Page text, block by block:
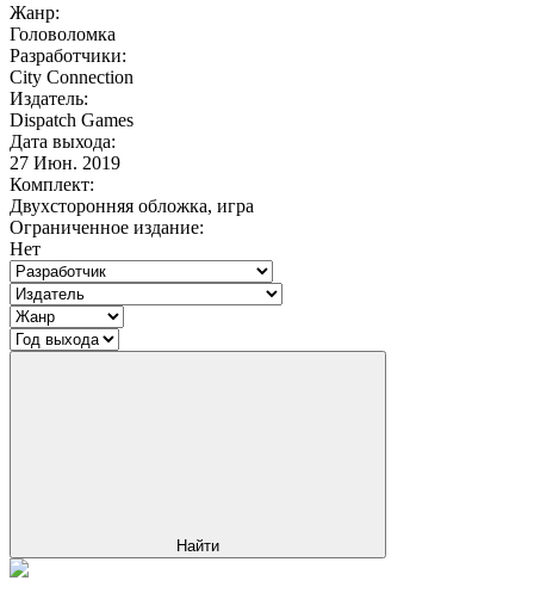
Жанр:
Головоломка
Разработчики:
City Connection
Издатель:
Dispatch Games
Дата выхода:
27 Июн. 2019
Комплект:
Двухсторонняя обложка, игра
Ограниченное издание:
Нет
Найти